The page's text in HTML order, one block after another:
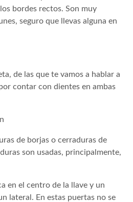
bordes rectos. Son muy
seguro que llevas alguna en
de las que te vamos a hablar a
contar con dientes en ambas
de borjas o cerraduras de
son usadas, principalmente,
en el centro de la llave y un
lateral. En estas puertas no se